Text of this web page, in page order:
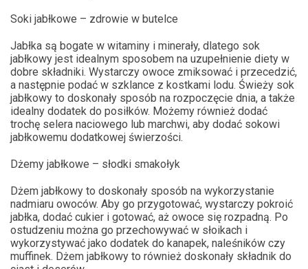
Soki jabłkowe – zdrowie w butelce
Jabłka są bogate w witaminy i minerały, dlatego sok
jabłkowy jest idealnym sposobem na uzupełnienie diety w
dobre składniki. Wystarczy owoce zmiksować i przecedzić,
a następnie podać w szklance z kostkami lodu. Świeży sok
jabłkowy to doskonały sposób na rozpoczęcie dnia, a także
idealny dodatek do posiłków. Możemy również dodać
trochę selera naciowego lub marchwi, aby dodać sokowi
jabłkowemu dodatkowej świerzości.
Dżemy jabłkowe – słodki smakołyk
Dżem jabłkowy to doskonały sposób na wykorzystanie
nadmiaru owoców. Aby go przygotować, wystarczy pokroić
jabłka, dodać cukier i gotować, aż owoce się rozpadną. Po
ostudzeniu można go przechowywać w słoikach i
wykorzystywać jako dodatek do kanapek, naleśników czy
muffinek. Dżem jabłkowy to również doskonały składnik do